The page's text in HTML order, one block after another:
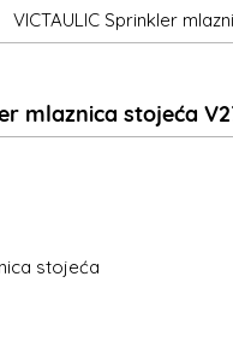
VICTAULIC Sprinkler
mlaznica stojeća
stojeća